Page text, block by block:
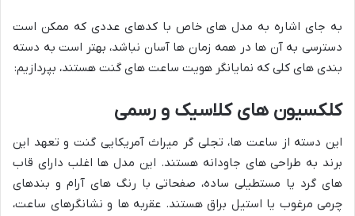
به جای اشاره به مدل های خاص با کدهای عددی که ممکن است
دسترسی به آن ها در همه زمان ها آسان نباشد، بهتر است به دسته
بندی های کلی که نمایانگر هویت ساعت های گنت هستند، بپردازیم:
کلکسیون های کلاسیک و رسمی
این دسته از ساعت ها، تجلی گر میراث آمریکایی گنت و تعهد این
برند به طراحی های جاودانه هستند. این مدل ها اغلب دارای قاب
های گرد یا مستطیلی ساده، صفحاتی با رنگ های آرام و بندهای
چرمی مرغوب یا استیل براق هستند. عقربه ها و نشانگرهای ساعت،